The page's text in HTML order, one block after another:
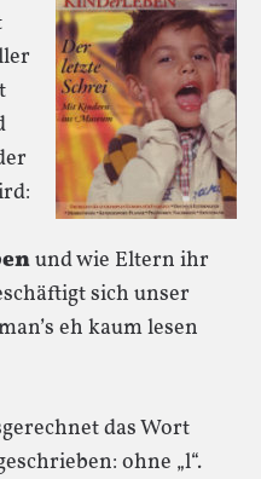
und wie Eltern ihr
sich unser
eh kaum lesen
das Wort
ohne „l“.